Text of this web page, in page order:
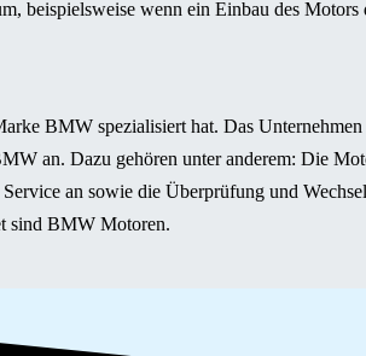
beispielsweise wenn ein Einbau des
BMW spezialisiert hat. Das
an. Dazu gehören unter anderem: Die
an sowie die Überprüfung und
sind BMW Motoren.